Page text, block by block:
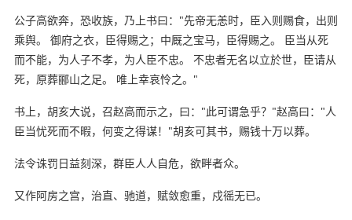
公子高欲奔，恐收族，乃上书曰："先帝无恙时，臣入则赐食，出则
乘舆。 御府之衣，臣得赐之；中厩之宝马，臣得赐之。 臣当从死
而不能，为人子不孝，为人臣不忠。 不忠者无名以立於世，臣请从
死，原葬郦山之足。 唯上幸哀怜之。"
书上，胡亥大说，召赵高而示之，曰："此可谓急乎？"赵高曰："人
臣当忧死而不暇，何变之得谋！"胡亥可其书，赐钱十万以葬。
法令诛罚日益刻深，群臣人人自危，欲畔者众。
又作阿房之宫，治直、驰道，赋敛愈重，戍徭无已。